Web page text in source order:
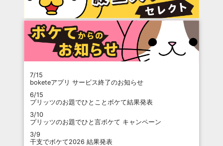
7/15
boketeアプリ サービス終了のお知らせ
6/15
プリッツのお題でひとことボケて結果発表
3/10
プリッツのお題でひと言ボケて キャンペーン
3/9
干支でボケて2026 結果発表